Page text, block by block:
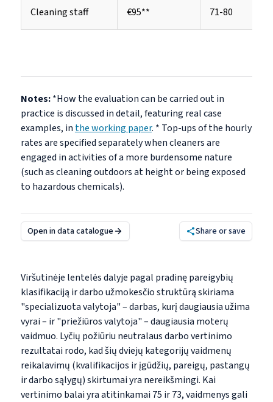
Cleaning staff €95** 71-80
Notes:*How the evaluation can be carried out in
practice is discussed in detail, featuring real case
examples, in the working paper. * Top-ups of the hourly
rates are specified separately when cleaners are
engaged in activities of a more burdensome nature
(such as cleaning outdoors at height or being exposed
to hazardous chemicals).
Open in data catalogue Share or save
Viršutinėje lentelės dalyje pagal pradinę pareigybių
klasifikaciją ir darbo užmokesčio struktūrą skiriama
"specializuota valytoja" – darbas, kurį daugiausia užima
vyrai– ir "priežiūros valytoja" – daugiausia moterų
vaidmuo. Lyčių požiūriu neutralaus darbo vertinimo
rezultatai rodo, kad šių dviejų kategorijų vaidmenų
reikalavimų (kvalifikacijos ir įgūdžių, pareigų, pastangų
ir darbo sąlygų) skirtumai yra nereikšmingi. Kai
vertinimo balai yra atitinkamai 75 ir 73, vaidmenys gali